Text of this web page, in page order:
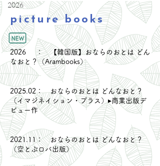
2026
picture books
2026 ： 【韓国版】おならのおとは どん
なおと？（Arambooks）
2025.02： おならのおとは どんなおと？
（イマジネイション・プラス）▸商業出版デ
ビュー作
2021.11： おならのおとは どんなおと？
（空とぶロバ出版）